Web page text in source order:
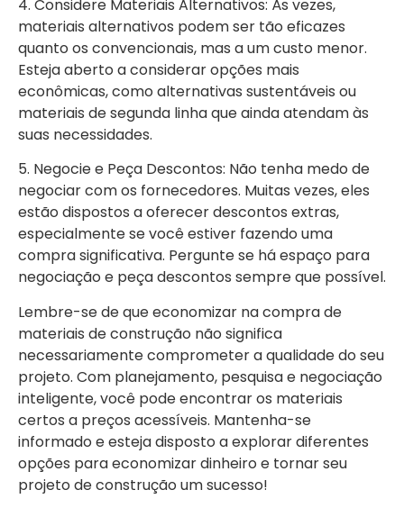
4. Considere Materiais Alternativos: Às vezes,
materiais alternativos podem ser tão eficazes
quanto os convencionais, mas a um custo menor.
Esteja aberto a considerar opções mais
econômicas, como alternativas sustentáveis ou
materiais de segunda linha que ainda atendam às
suas necessidades.
5. Negocie e Peça Descontos: Não tenha medo de
negociar com os fornecedores. Muitas vezes, eles
estão dispostos a oferecer descontos extras,
especialmente se você estiver fazendo uma
compra significativa. Pergunte se há espaço para
negociação e peça descontos sempre que possível.
Lembre-se de que economizar na compra de
materiais de construção não significa
necessariamente comprometer a qualidade do seu
projeto. Com planejamento, pesquisa e negociação
inteligente, você pode encontrar os materiais
certos a preços acessíveis. Mantenha-se
informado e esteja disposto a explorar diferentes
opções para economizar dinheiro e tornar seu
projeto de construção um sucesso!